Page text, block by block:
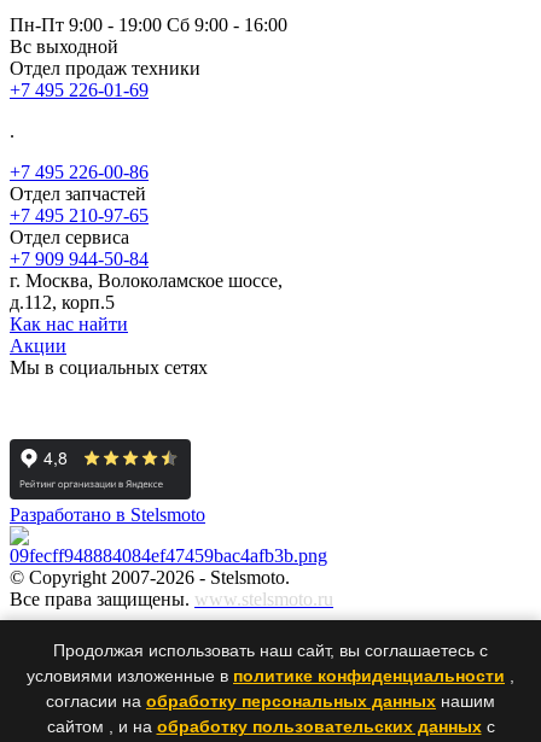
Пн-Пт 9:00 - 19:00 Сб 9:00 - 16:00
Вс выходной
Отдел продаж техники
+7 495 226-01-69
.
+7 495 226-00-86
Отдел запчастей
+7 495 210-97-65
Отдел сервиса
+7 909 944-50-84
г. Москва, Волоколамское шоссе,
д.112, корп.5
Как нас найти
Акции
Мы в социальных сетях
Разработано в Stelsmoto
© Copyright 2007-2026 - Stelsmoto.
Все права защищены. www.stelsmoto.ru
Информация, размещенная на сайте, не является публичной
офертой
Продолжая использовать наш сайт, вы соглашаетесь с
условиями изложенные в политике конфиденциальности
согласии на обработку персональных данных нашим
сайтом , и на обработку пользовательских данныхс